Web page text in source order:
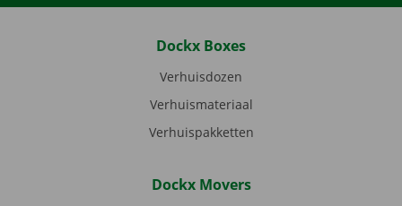
Dockx Boxes
Verhuisdozen
Verhuismateriaal
Verhuispakketten
Dockx Movers